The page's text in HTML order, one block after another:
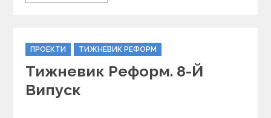
C
a
t
e
g
ПРОЕКТИ ТИЖНЕВИК РЕФОРМ
Тижневик Реформ. 8-Й
Випуск